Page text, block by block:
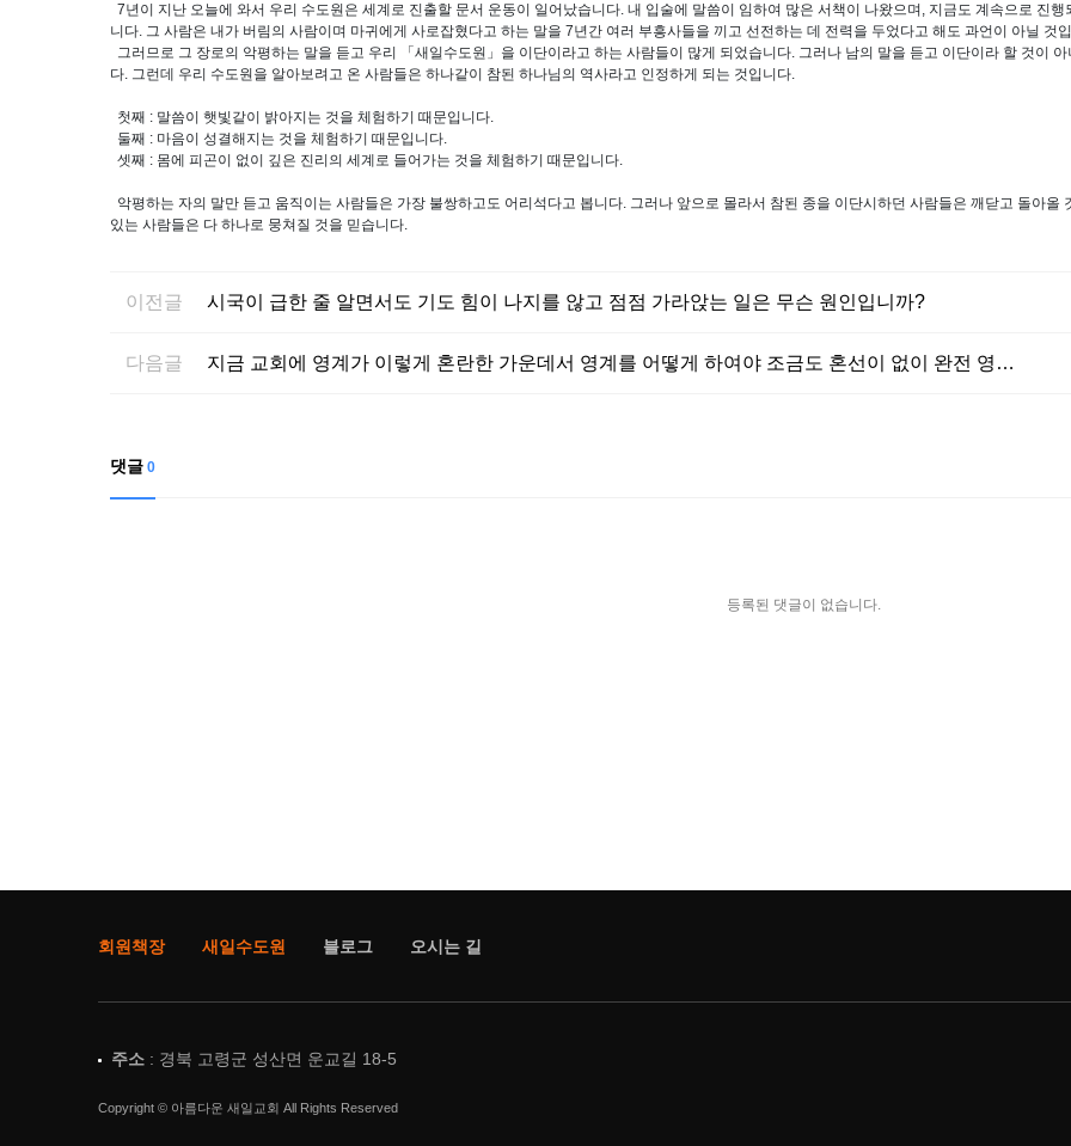
7년이 지난 오늘에 와서 우리 수도원은 세계로 진출할 문서 운동이 일어났습니다. 내 입술에 말씀이 임하여 많은 서책이 나왔으며, 지금도 계속으로 진
니다. 그 사람은 내가 버림의 사람이며 마귀에게 사로잡혔다고 하는 말을 7년간 여러 부흥사들을 끼고 선전하는 데 전력을 두었다고 해도 과언이 아닐 것
그러므로 그 장로의 악평하는 말을 듣고 우리 「새일수도원」을 이단이라고 하는 사람들이 많게 되었습니다. 그러나 남의 말을 듣고 이단이라 할 것이
다. 그런데 우리 수도원을 알아보려고 온 사람들은 하나같이 참된 하나님의 역사라고 인정하게 되는 것입니다.
첫째 : 말씀이 햇빛같이 밝아지는 것을 체험하기 때문입니다.
둘째 : 마음이 성결해지는 것을 체험하기 때문입니다.
셋째 : 몸에 피곤이 없이 깊은 진리의 세계로 들어가는 것을 체험하기 때문입니다.
악평하는 자의 말만 듣고 움직이는 사람들은 가장 불쌍하고도 어리석다고 봅니다. 그러나 앞으로 몰라서 참된 종을 이단시하던 사람들은 깨닫고 돌아올
있는 사람들은 다 하나로 뭉쳐질 것을 믿습니다.
이전글 시국이 급한 줄 알면서도 기도 힘이 나지를 않고 점점 가라앉는 일은 무슨 원인입니까?
다음글 지금 교회에 영계가 이렇게 혼란한 가운데서 영계를 어떻게 하여야 조금도 혼선이 없이 완전 영…
댓글 0
등록된 댓글이 없습니다.
회원책장 새일수도원 블로그 오시는 길
주소 : 경북 고령군 성산면 운교길 18-5
Copyright © 아름다운 새일교회 All Rights Reserved